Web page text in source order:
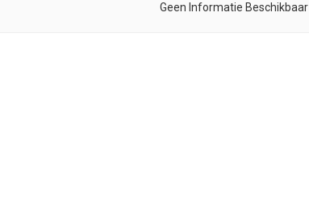
Geen Informatie Beschikbaar